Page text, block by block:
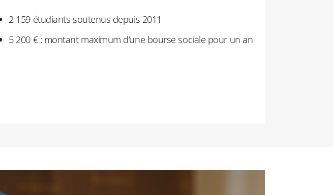
2 159 étudiants soutenus depuis 2011
5 200 € : montant maximum d’une bourse sociale pour un an